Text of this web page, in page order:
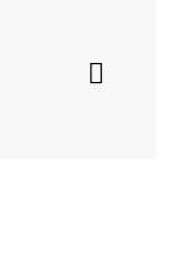
